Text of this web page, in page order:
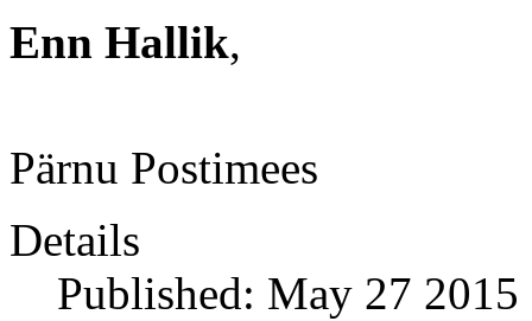
Enn Hallik,
Pärnu Postimees
Details
Published: May 27 2015